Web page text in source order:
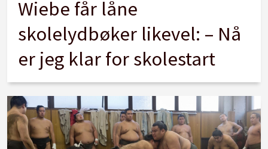
Wiebe får låne
skolelydbøker likevel: – Nå
er jeg klar for skolestart